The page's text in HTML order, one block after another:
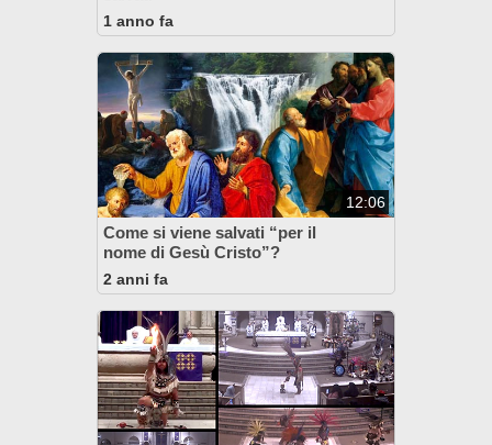
1 anno fa
12:06
Come si viene salvati “per il
nome di Gesù Cristo”?
2 anni fa